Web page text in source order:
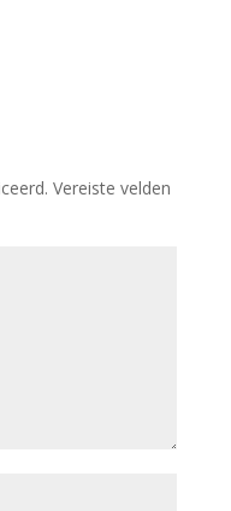
Vereiste velden